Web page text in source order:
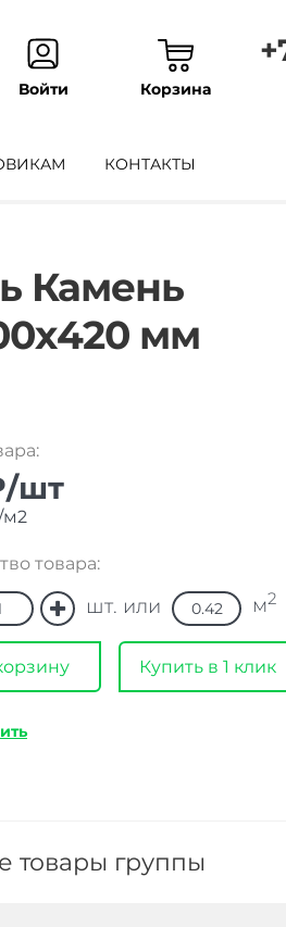
Войти Корзина
КОНТАКТЫ
Камень
мм
шт
м2
товара:
шт. или м2
Купить в 1 клик
товары группы